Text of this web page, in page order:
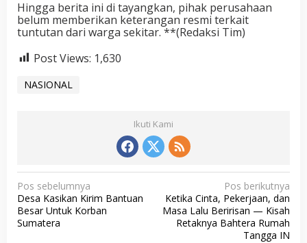
Hingga berita ini di tayangkan, pihak perusahaan
belum memberikan keterangan resmi terkait
tuntutan dari warga sekitar. **(Redaksi Tim)
Post Views: 1,630
NASIONAL
Ikuti Kami
N
a
v
Pos sebelumnya
Desa Kasikan Kirim Bantuan
Besar Untuk Korban
Sumatera
Pos berikutnya
Ketika Cinta, Pekerjaan, dan
Masa Lalu Beririsan — Kisah
Retaknya Bahtera Rumah
Tangga IN